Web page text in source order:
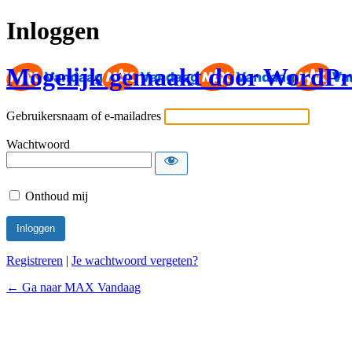
Inloggen
Mogelijk gemaakt door
Gebruikersnaam of e-mailadres
Wachtwoord
Onthoud mij
Registreren | Je wachtwoord vergeten?
← Ga naar MAX Vandaag